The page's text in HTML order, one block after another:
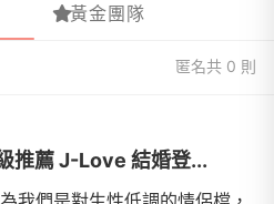
黃金團隊
匿名共 0 則
推薦 J-Love 結婚登...